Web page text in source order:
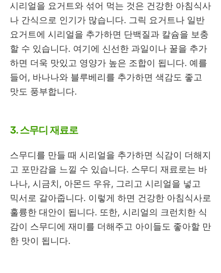
시리얼을 요거트와 섞어 먹는 것은 건강한 아침식사
나 간식으로 인기가 많습니다. 그릭 요거트나 일반
요거트에 시리얼을 추가하면 단백질과 칼슘을 보충
할 수 있습니다. 여기에 신선한 과일이나 꿀을 추가
하면 더욱 맛있고 영양가 높은 조합이 됩니다. 예를
들어, 바나나와 블루베리를 추가하면 색감도 좋고
맛도 풍부합니다.
3. 스무디 재료로
스무디를 만들 때 시리얼을 추가하면 식감이 더해지
고 포만감을 느낄 수 있습니다. 스무디 재료로는 바
나나, 시금치, 아몬드 우유, 그리고 시리얼을 넣고
믹서로 갈아줍니다. 이렇게 하면 건강한 아침식사로
훌륭한 대안이 됩니다. 또한, 시리얼의 크런치한 식
감이 스무디에 재미를 더해주고 아이들도 좋아할 만
한 맛이 됩니다.